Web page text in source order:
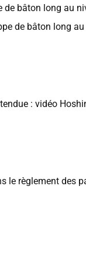
de bâton long au
de bâton long
: vidéo
le règlement